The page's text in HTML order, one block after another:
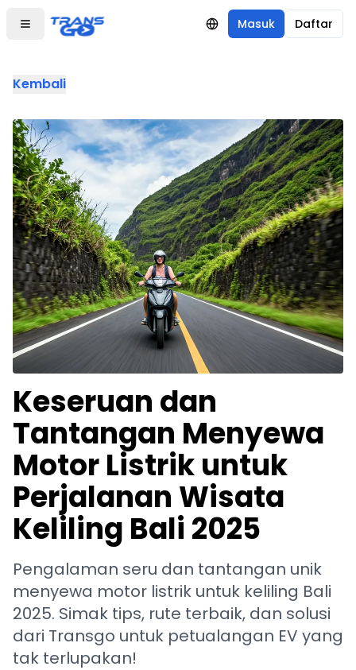
Masuk Daftar
Kembali
Keseruan dan
Tantangan Menyewa
Motor Listrik untuk
Perjalanan Wisata
Keliling Bali 2025
Pengalaman seru dan tantangan unik
menyewa motor listrik untuk keliling Bali
2025. Simak tips, rute terbaik, dan solusi
dari Transgo untuk petualangan EV yang
tak terlupakan!